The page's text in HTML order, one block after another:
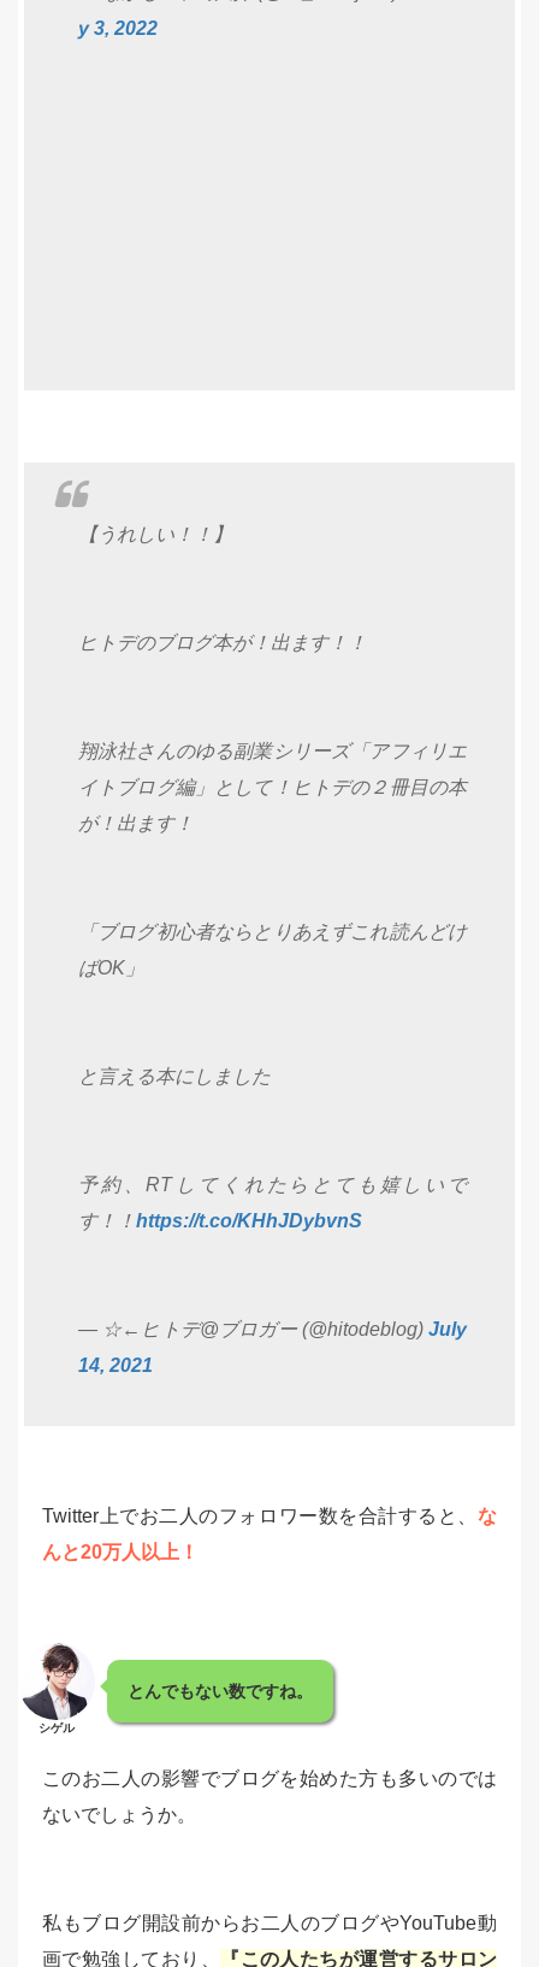
y 3, 2022
【うれしい！！】
ヒトデのブログ本が！出ます！！
翔泳社さんのゆる副業シリーズ「アフィリエ
イトブログ編」として！ヒトデの２冊目の本
が！出ます！
「ブログ初心者ならとりあえずこれ読んどけ
ばOK」
と言える本にしました
予約、RTしてくれたらとても嬉しいで
す！！ https://t.co/KHhJDybvnS
— ☆←ヒトデ@ブロガー (@hitodeblog) July
14, 2021
Twitter上でお二人のフォロワー数を合計すると、 な
んと20万人以上！
シゲル
とんでもない数ですね。
このお二人の影響でブログを始めた方も多いのでは
ないでしょうか。
私もブログ開設前からお二人のブログやYouTube動
画で勉強しており、
『この人たちが運営するサロン